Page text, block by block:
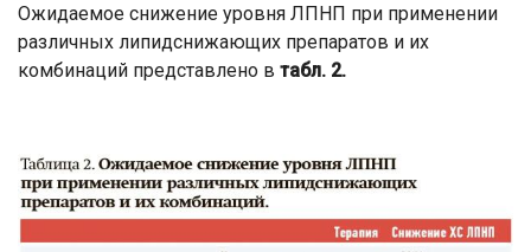
Ожидаемое снижение уровня ЛПНП при применении
различных липидснижающих препаратов и их
комбинаций представлено в табл. 2.